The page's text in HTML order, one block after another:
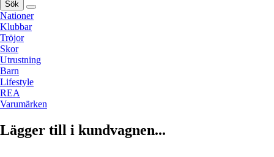
Sök
Nationer
Klubbar
Tröjor
Skor
Utrustning
Barn
Lifestyle
REA
Varumärken
Lägger till i kundvagnen...